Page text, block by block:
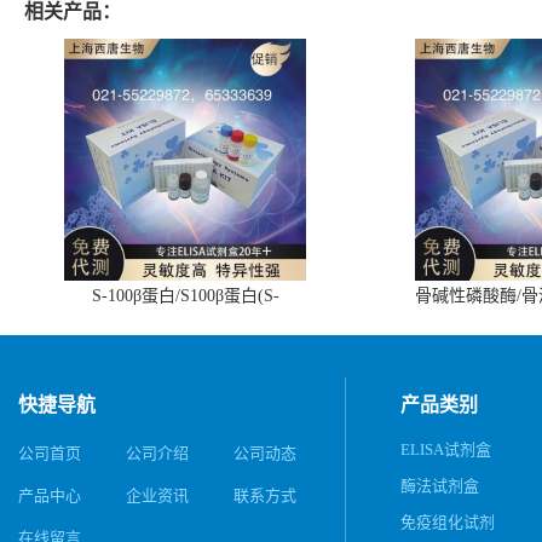
相关产品：
S-100β蛋白/S100β蛋白(S-
骨碱性磷酸酶/
快捷导航
公司首页 公司介绍 公司动态
产品中心 企业资讯 联系方式
在线留言
产品类别
ELISA试剂盒
酶法试剂盒
免疫组化试剂